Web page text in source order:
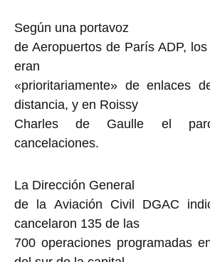
Según una portavoz
de Aeropuertos de París ADP,
eran
«prioritariamente» de enlaces
distancia, y en Roissy
Charles de Gaulle el
cancelaciones.
La Dirección General
de la Aviación Civil DGAC
cancelaron 135 de las
700 operaciones programadas